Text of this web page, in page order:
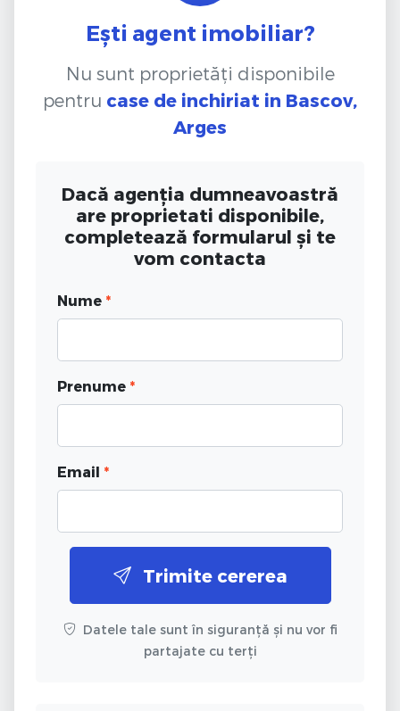
Ești agent imobiliar?
Nu sunt proprietăți disponibile
pentru case de inchiriat in Bascov,
Arges
Dacă agenția dumneavoastră
are proprietati disponibile,
completează formularul și te
vom contacta
Nume *
Prenume *
Email *
Trimite cererea
Datele tale sunt în siguranță și nu vor fi
partajate cu terți